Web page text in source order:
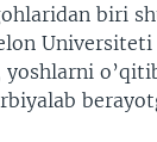
biri
Universiteti
yoshlarni